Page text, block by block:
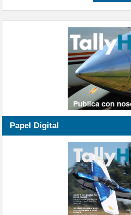
Papel Digital